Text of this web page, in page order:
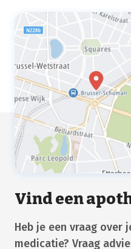
Vind een
Heb je een vraag over
medicatie? Vraag